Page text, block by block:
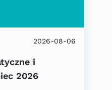
2026-08-06
i
2026